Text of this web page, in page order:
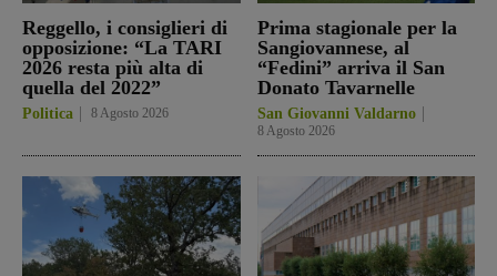
Reggello, i consiglieri di
opposizione: “La TARI
2026 resta più alta di
quella del 2022”
Politica 8 Agosto 2026
Prima stagionale per la
Sangiovannese, al
“Fedini” arriva il San
Donato Tavarnelle
San Giovanni Valdarno
8 Agosto 2026